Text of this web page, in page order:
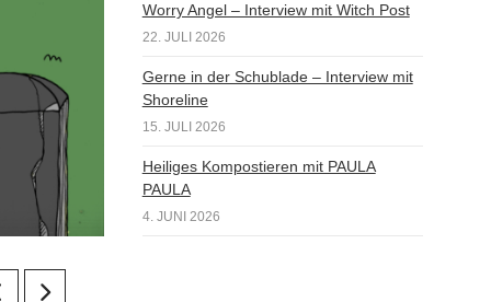
Worry Angel – Interview mit Witch Post
22. JULI 2026
Gerne in der Schublade – Interview mit
Shoreline
15. JULI 2026
Heiliges Kompostieren mit PAULA
PAULA
4. JUNI 2026